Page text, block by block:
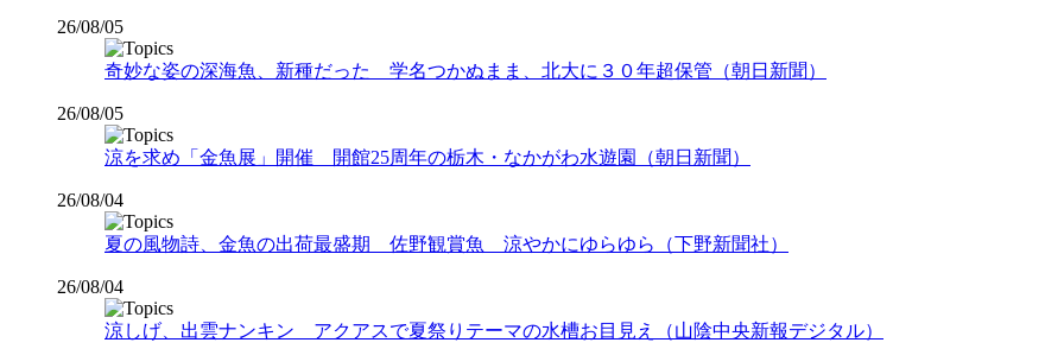
26/08/05
奇妙な姿の深海魚、新種だった 学名つかぬまま、北大に３０年超保管（朝日新聞）
26/08/05
涼を求め「金魚展」開催 開館25周年の栃木・なかがわ水遊園（朝日新聞）
26/08/04
夏の風物詩、金魚の出荷最盛期 佐野観賞魚 涼やかにゆらゆら（下野新聞社）
26/08/04
涼しげ、出雲ナンキン アクアスで夏祭りテーマの水槽お目見え（山陰中央新報デジタル）